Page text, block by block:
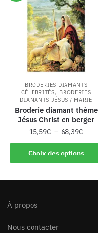
BRODERIES DIAMANTS
CÉLÉBRITÉS, BRODERIES
DIAMANTS JÉSUS / MARIE
Broderie diamant thème
Jésus Christ en berger
15,59€ – 68,39€
Choix des options
À propos
Nous contacter